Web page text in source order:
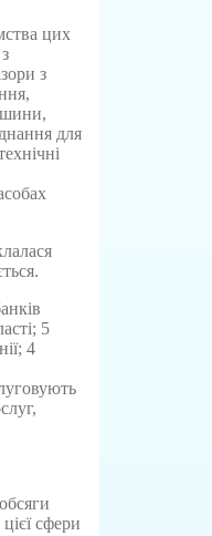
цих
з
для
5
4
сфери